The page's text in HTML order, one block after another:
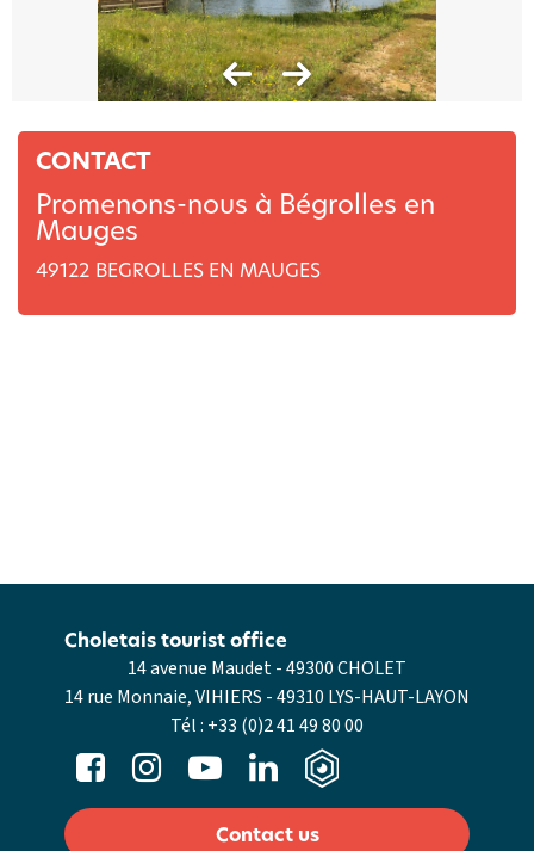
CONTACT
Promenons-nous à Bégrolles en
Mauges
49122 BEGROLLES EN MAUGES
14 avenue Maudet - 49300 CHOLET
14 rue Monnaie, VIHIERS - 49310 LYS-HAUT-LAYON
Tél : +33 (0)2 41 49 80 00
Choletais tourist office
Contact us